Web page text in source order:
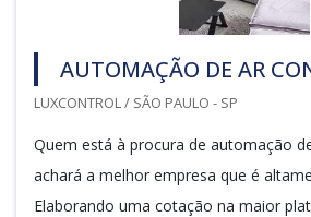
AUTOMAÇÃO DE AR
LUXCONTROL / SÃO PAULO - SP
Quem está à procura de automação
achará a melhor empresa que é
Elaborando uma cotação na maior